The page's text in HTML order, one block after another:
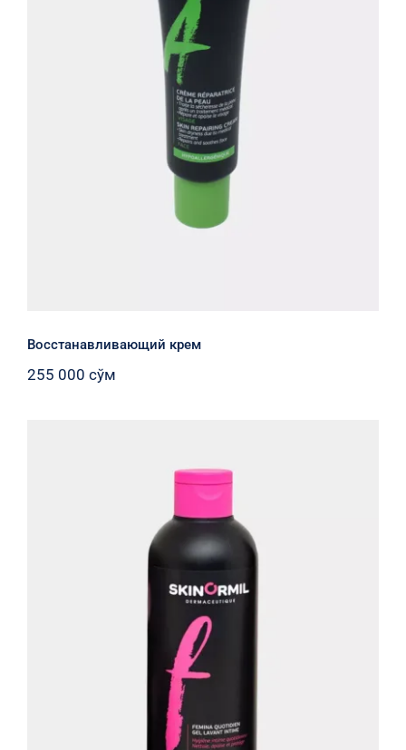
Восстанавливающий крем
Восстанавливающий крем
255 000 сўм
Фемина Дейли Кленсинг